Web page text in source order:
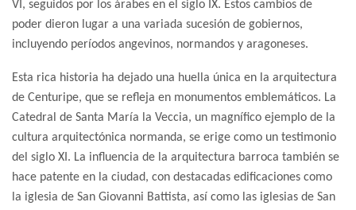
VI, seguidos por los árabes en el siglo IX. Estos cambios de
poder dieron lugar a una variada sucesión de gobiernos,
incluyendo períodos angevinos, normandos y aragoneses.
Esta rica historia ha dejado una huella única en la arquitectura
de Centuripe, que se refleja en monumentos emblemáticos. La
Catedral de Santa María la Veccia, un magnífico ejemplo de la
cultura arquitectónica normanda, se erige como un testimonio
del siglo XI. La influencia de la arquitectura barroca también se
hace patente en la ciudad, con destacadas edificaciones como
la iglesia de San Giovanni Battista, así como las iglesias de San